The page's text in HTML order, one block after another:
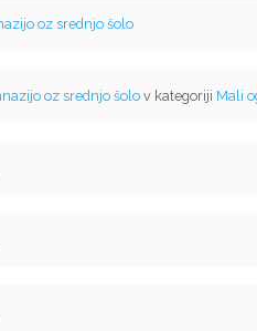
oz srednjo šolo
oz srednjo šolov kategoriji Mali